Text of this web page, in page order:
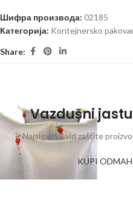
Шифра производа: 02185
Категорија: Kontejnersko
Share:
Vazdušni
Najsigurniji vid zaštite
KUPI ODMAH